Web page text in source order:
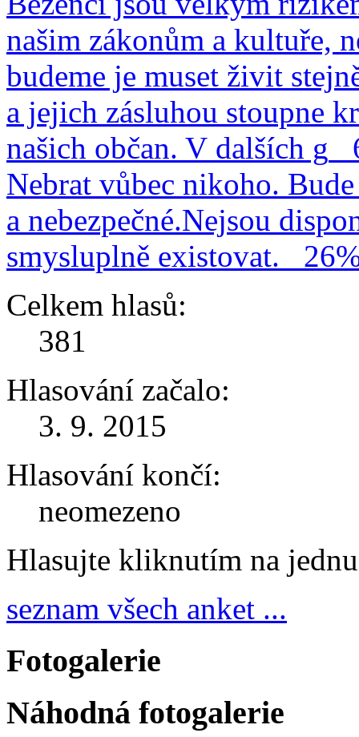
našim zákonům a kultuře,
budeme je muset živit
a jejich zásluhou stoupne
našich občan. V dalších g
Nebrat vůbec nikoho.
a nebezpečné.Nejsou
smysluplně existovat.
Celkem hlasů:
381
Hlasování začalo:
3. 9. 2015
Hlasování končí:
neomezeno
Hlasujte kliknutím na
seznam všech anket ...
Fotogalerie
Náhodná fotogalerie